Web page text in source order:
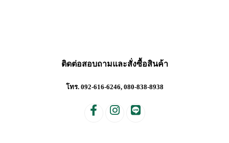
ติดต่อสอบถามและสั่งซื้อสินค้า
โทร. 092-616-6246, 080-838-8938